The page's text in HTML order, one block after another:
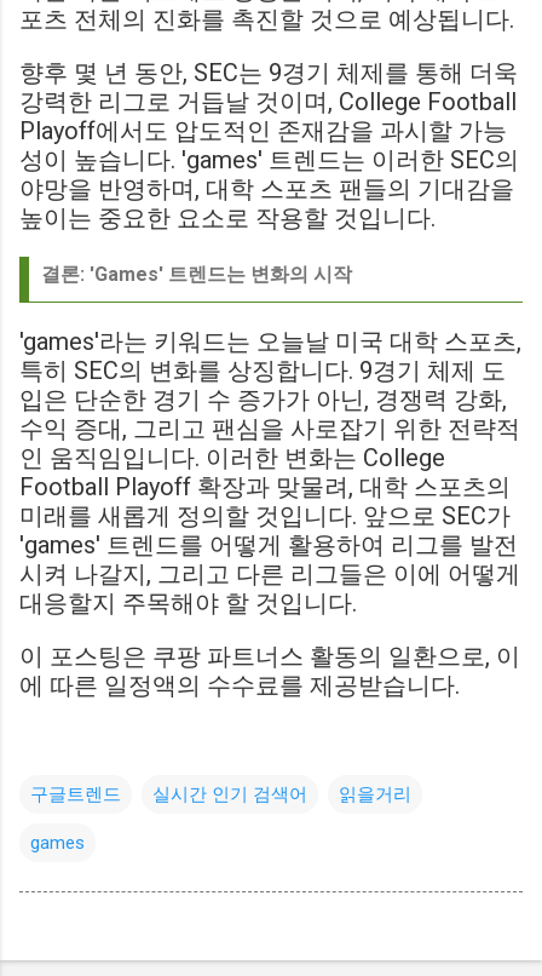
포츠 전체의 진화를 촉진할 것으로 예상됩니다.
향후 몇 년 동안, SEC는 9경기 체제를 통해 더욱
강력한 리그로 거듭날 것이며, College Football
Playoff에서도 압도적인 존재감을 과시할 가능
성이 높습니다. 'games' 트렌드는 이러한 SEC의
야망을 반영하며, 대학 스포츠 팬들의 기대감을
높이는 중요한 요소로 작용할 것입니다.
결론: 'Games' 트렌드는 변화의 시작
'games'라는 키워드는 오늘날 미국 대학 스포츠,
특히 SEC의 변화를 상징합니다. 9경기 체제 도
입은 단순한 경기 수 증가가 아닌, 경쟁력 강화,
수익 증대, 그리고 팬심을 사로잡기 위한 전략적
인 움직임입니다. 이러한 변화는 College
Football Playoff 확장과 맞물려, 대학 스포츠의
미래를 새롭게 정의할 것입니다. 앞으로 SEC가
'games' 트렌드를 어떻게 활용하여 리그를 발전
시켜 나갈지, 그리고 다른 리그들은 이에 어떻게
대응할지 주목해야 할 것입니다.
이 포스팅은 쿠팡 파트너스 활동의 일환으로, 이
에 따른 일정액의 수수료를 제공받습니다.
구글트렌드 실시간 인기 검색어 읽을거리
games